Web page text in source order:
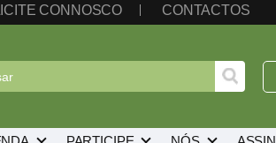
CONNOSCO CONTACTOS